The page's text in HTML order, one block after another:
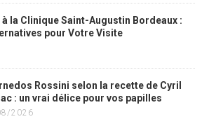
la Clinique Saint-Augustin Bordeaux :
pour Votre Visite
Rossini selon la recette de Cyril
: un vrai délice pour vos papilles
2026